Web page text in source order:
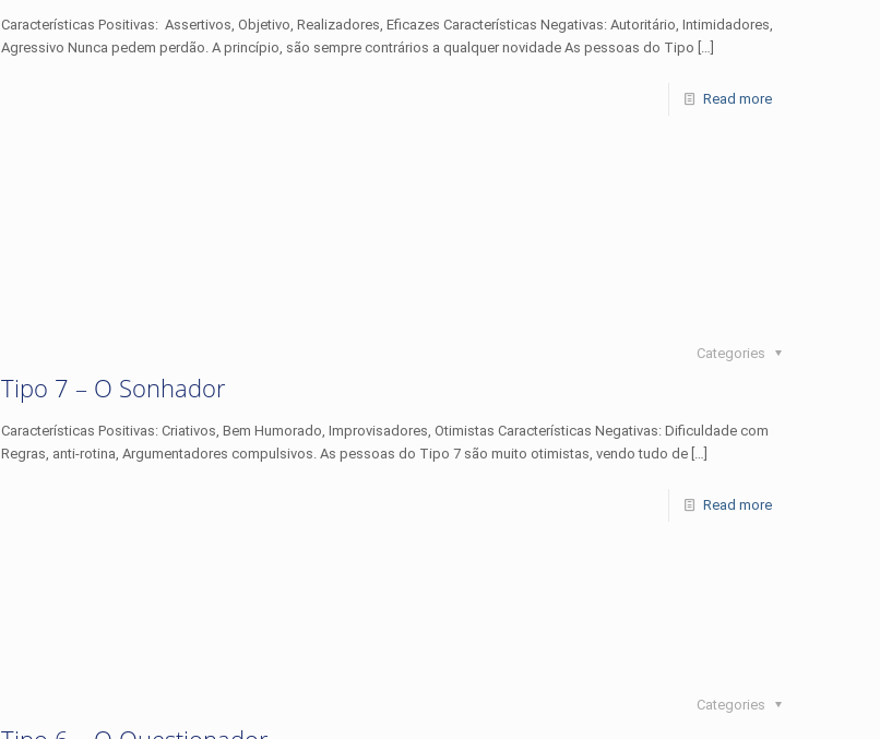
Características Positivas: Assertivos, Objetivo, Realizadores, Eficazes Características Negativas: Autoritário, Intimidadores,
Agressivo Nunca pedem perdão. A princípio, são sempre contrários a qualquer novidade As pessoas do Tipo […]
Read more
Categories
Tipo 7 – O Sonhador
Características Positivas: Criativos, Bem Humorado, Improvisadores, Otimistas Características Negativas: Dificuldade com
Regras, anti-rotina, Argumentadores compulsivos. As pessoas do Tipo 7 são muito otimistas, vendo tudo de […]
Read more
Categories